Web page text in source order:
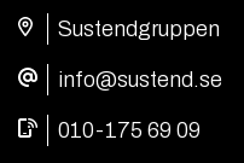
Sustendgruppen
info@sustend.se
010-175 69 09